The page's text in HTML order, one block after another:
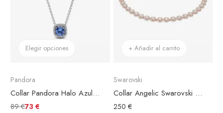
Elegir opciones
Pandora
Collar Pandora Halo Azul Cuadrado Brillante
89 €73 €
+ Añadir al carrito
Swarovski
Collar Angelic Swarovski Chapado en Oro Rosa
250 €